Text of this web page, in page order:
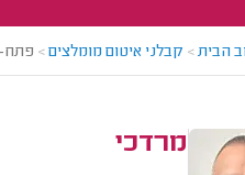
הבית> קבלני איטום מומלצים> פתח-
מרדכי